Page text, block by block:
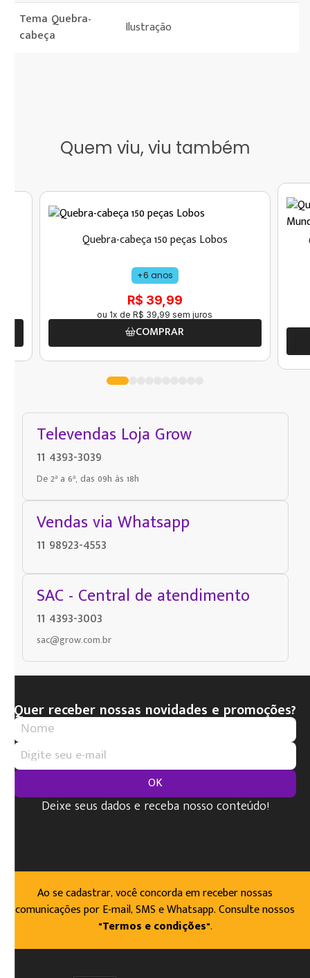
Tema Quebra-
cabeça
Ilustração
Quem viu, viu também
Quebra-cabeça 150 peças Lobos
+6 anos
R$ 39,99
ou 1x deR$ 39,99 sem juros
COMPRAR
Televendas Loja Grow
11 4393-3039
De 2ª a 6ª, das 09h às 18h
Vendas via Whatsapp
11 98923-4553
SAC - Central de atendimento
11 4393-3003
sac@grow.com.br
Quer receber nossas novidades e promoções?
OK
Deixe seus dados e receba nosso conteúdo!
Ao se cadastrar, você concorda em receber nossas
comunicações por E-mail, SMS e Whatsapp. Consulte nossos
"Termos e condições".